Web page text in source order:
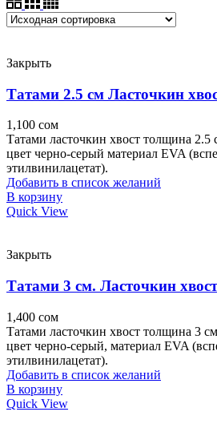
Закрыть
Татами 2.5 см Ласточкин
1,100 сом
Татами ласточкин хвост толщина 2.5
цвет черно-серый материал EVA
этилвинилацетат).
Добавить в список желаний
В корзину
Quick View
Закрыть
Татами 3 см. Ласточкин
1,400 сом
Татами ласточкин хвост толщина 3
цвет черно-серый, материал EVA
этилвинилацетат).
Добавить в список желаний
В корзину
Quick View